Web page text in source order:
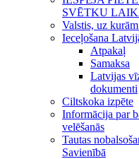
SVĒTKU
Valstis, uz
Ieceļošana
Atpakaļ
Samaksa
Latvijas
dokumenti
Ciltskoka izpēte
Informācija par
velēšanās
Tautas
Savienībā